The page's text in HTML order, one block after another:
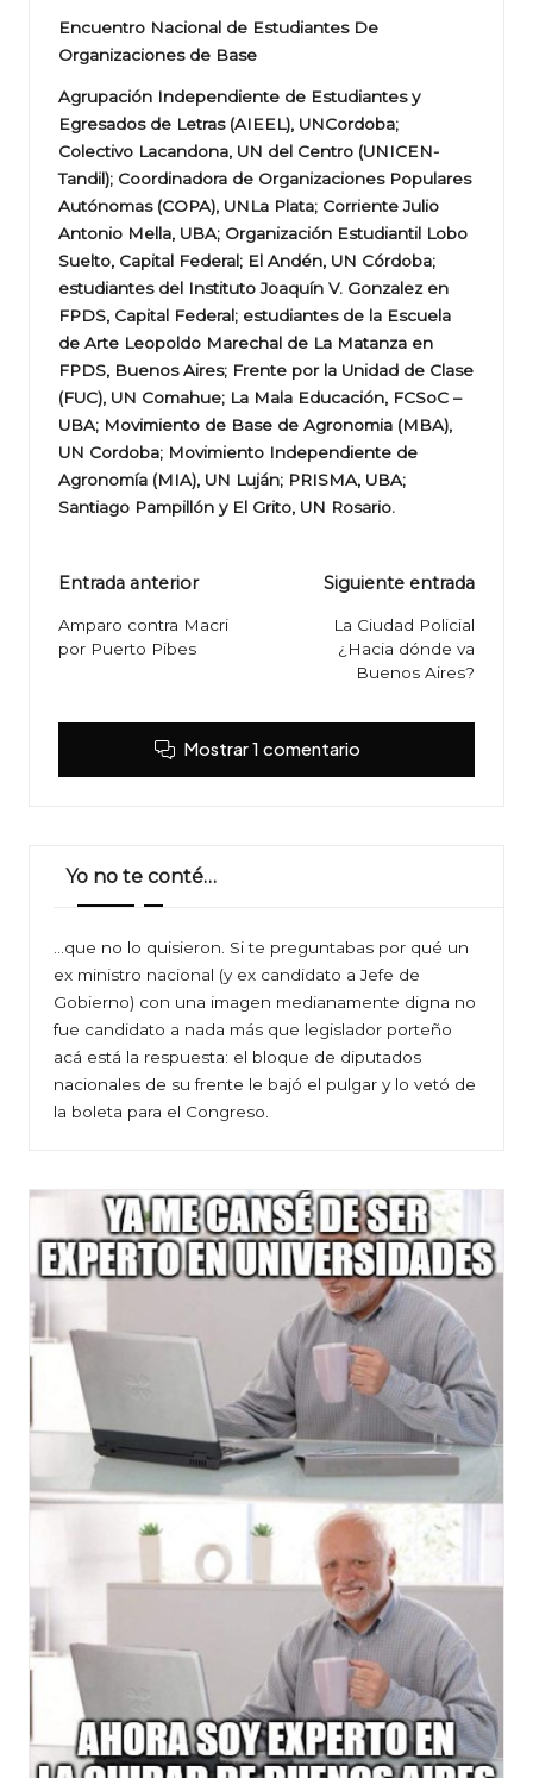
Encuentro Nacional de Estudiantes De
Organizaciones de Base
Agrupación Independiente de Estudiantes y
Egresados de Letras (AIEEL), UNCordoba;
Colectivo Lacandona, UN del Centro (UNICEN-
Tandil); Coordinadora de Organizaciones Populares
Autónomas (COPA), UNLa Plata; Corriente Julio
Antonio Mella, UBA; Organización Estudiantil Lobo
Suelto, Capital Federal; El Andén, UN Córdoba;
estudiantes del Instituto Joaquín V. Gonzalez en
FPDS, Capital Federal; estudiantes de la Escuela
de Arte Leopoldo Marechal de La Matanza en
FPDS, Buenos Aires; Frente por la Unidad de Clase
(FUC), UN Comahue; La Mala Educación, FCSoC –
UBA; Movimiento de Base de Agronomia (MBA),
UN Cordoba; Movimiento Independiente de
Agronomía (MIA), UN Luján; PRISMA, UBA;
Santiago Pampillón y El Grito, UN Rosario.
Navegación
de
entradas
Entrada anterior
Amparo contra Macri
por Puerto Pibes
Siguiente entrada
La Ciudad Policial
¿Hacia dónde va
Buenos Aires?
Mostrar 1 comentario
Yo no te conté…
…que no lo quisieron. Si te preguntabas por qué un
ex ministro nacional (y ex candidato a Jefe de
Gobierno) con una imagen medianamente digna no
fue candidato a nada más que legislador porteño
acá está la respuesta: el bloque de diputados
nacionales de su frente le bajó el pulgar y lo vetó de
la boleta para el Congreso.